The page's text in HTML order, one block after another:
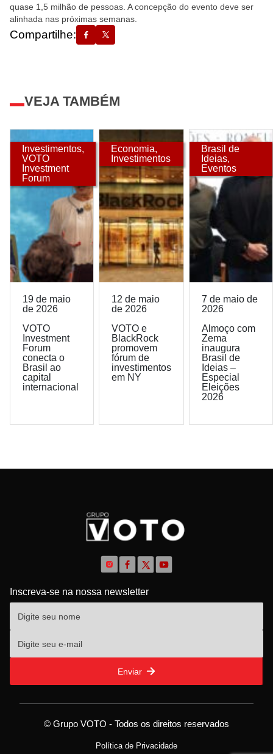
quase 1,5 milhão de pessoas. A concepção do evento deve ser
alinhada nas próximas semanas.
Compartilhe:
VEJA TAMBÉM
Investimentos,
VOTO
Investment
Forum
19 de maio
de 2026
VOTO
Investment
Forum
conecta o
Brasil ao
capital
internacional
Economia,
Investimentos
12 de maio
de 2026
VOTO e
BlackRock
promovem
fórum de
investimentos
em NY
Brasil de
Ideias,
Eventos
7 de maio de
2026
Almoço com
Zema
inaugura
Brasil de
Ideias –
Especial
Eleições
2026
Inscreva-se na nossa newsletter
Enviar
© Grupo VOTO - Todos os direitos reservados
Política de Privacidade